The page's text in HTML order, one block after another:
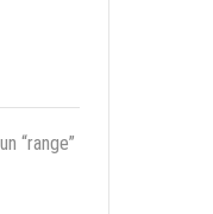
“range”